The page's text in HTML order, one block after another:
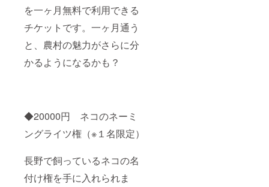
を一ヶ月無料で利用できる
チケットです。一ヶ月通う
と、農村の魅力がさらに分
かるようになるかも？
◆20000円 ネコのネーミ
ングライツ権（※１名限定）
長野で飼っているネコの名
付け権を手に入れられま